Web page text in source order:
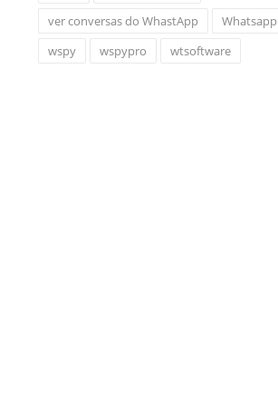
ver conversas do WhastApp
Whatsapp
wspy
wspypro wtsoftware